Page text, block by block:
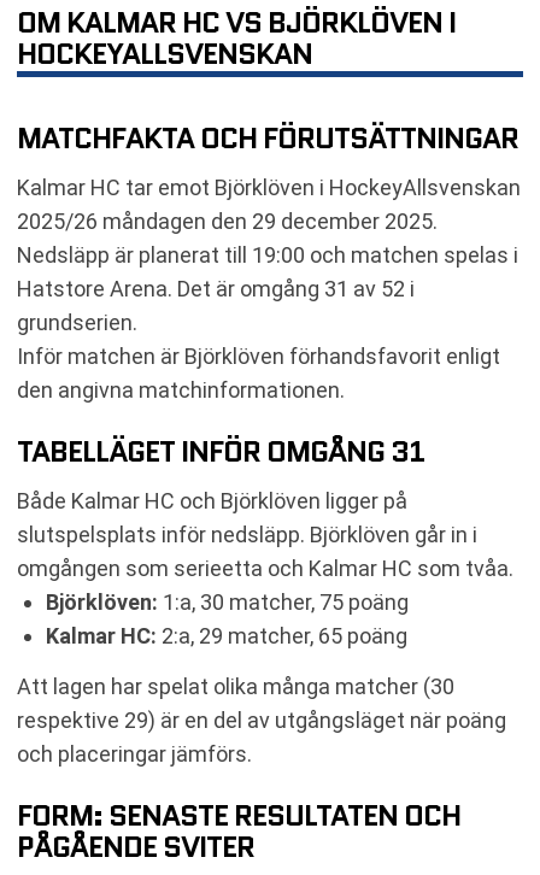
TOLKAS
SÅ KAN DU FÖLJA KALMAR HC-BJÖRKLÖVEN
KOMMANDE MATCHER NÄRA I TID
BJÖRKLÖVEN
KOMMANDE MATCHER BJÖRKLÖVEN
RELATERADE NYHETER
OM KALMAR HC VS BJÖRKLÖVEN I
HOCKEYALLSVENSKAN
MATCHFAKTA OCH FÖRUTSÄTTNINGAR
Kalmar HC tar emot Björklöven i HockeyAllsvenskan
2025/26 måndagen den 29 december 2025.
Nedsläpp är planerat till 19:00 och matchen spelas i
Hatstore Arena. Det är omgång 31 av 52 i
grundserien.
Inför matchen är Björklöven förhandsfavorit enligt
den angivna matchinformationen.
TABELLÄGET INFÖR OMGÅNG 31
Både Kalmar HC och Björklöven ligger på
slutspelsplats inför nedsläpp. Björklöven går in i
omgången som serieetta och Kalmar HC som tvåa.
Björklöven: 1:a, 30 matcher, 75 poäng
Kalmar HC: 2:a, 29 matcher, 65 poäng
Att lagen har spelat olika många matcher (30
respektive 29) är en del av utgångsläget när poäng
och placeringar jämförs.
FORM: SENASTE RESULTATEN OCH
PÅGÅENDE SVITER